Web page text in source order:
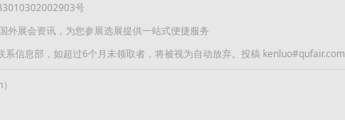
号
外展会资讯，为您参展选展提供一站式便捷服务
信息部，如超过6个月未领取者，将被视为自动放弃。投稿 kenluo#qufair.com